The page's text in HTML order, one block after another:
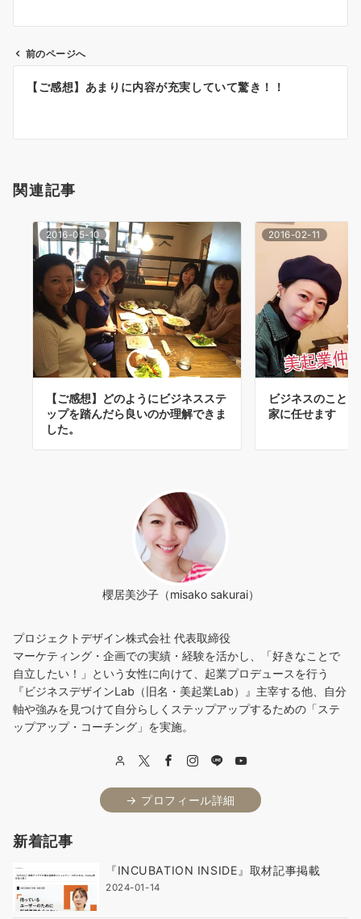
ゲ
前のページへ
【ご感想】あまりに内容が充実していて驚き！！
関連記事
2016-05-10
【ご感想】どのようにビジネスステ
ップを踏んだら良いのか理解できま
した。
2016-02-11
ビジネスのこと
家に任せます
櫻居美沙子（misako sakurai）
プロジェクトデザイン株式会社 代表取締役
マーケティング・企画での実績・経験を活かし、「好きなことで
自立したい！」という女性に向けて、起業プロデュースを行う
『ビジネスデザインLab（旧名・美起業Lab）』主宰する他、自分
軸や強みを見つけて自分らしくステップアップするための「ステ
ップアップ・コーチング」を実施。
→ プロフィール詳細
新着記事
『INCUBATION INSIDE』取材記事掲載
2024-01-14